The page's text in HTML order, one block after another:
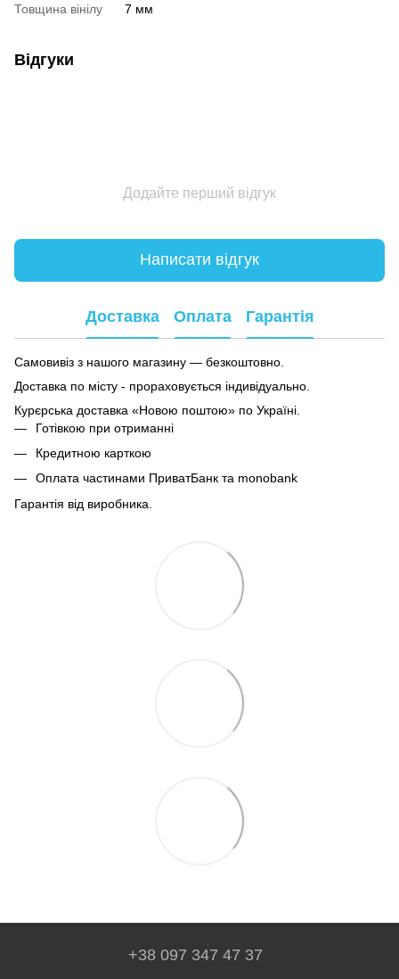
Товщина вінілу
7 мм
Відгуки
Додайте перший відгук
Написати відгук
Доставка Оплата Гарантія
Самовивіз з нашого магазину — безкоштовно.
Доставка по місту - прораховується індивідуально.
Курєрська доставка «Новою поштою» по Україні.
Готівкою при отриманні
Кредитною карткою
Оплата частинами ПриватБанк та monobank
Гарантія від виробника.
+38 097 347 47 37